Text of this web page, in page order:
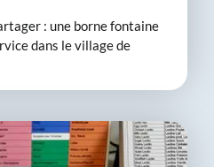
: une borne fontaine
dans le village de